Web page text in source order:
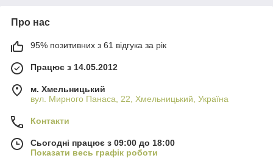
Про нас
95% позитивних з 61 відгука за рік
Працює з 14.05.2012
м. Хмельницький
вул. Мирного Панаса, 22, Хмельницький, Україна
Контакти
Сьогодні працює з 09:00 до 18:00
Показати весь графік роботи